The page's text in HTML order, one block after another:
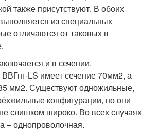
также присутствуют. В обоих
из специальных
отличаются от таковых в
и в сечении.
LS имеет сечение 70мм2, а
мм2. Существуют одножильные,
конфигурации, но они
слишком широко. Во всех случаях
– однопроволочная.